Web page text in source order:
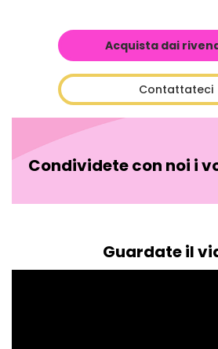
Acquista dai
Contattateci
Condividete con noi i
Guardate il